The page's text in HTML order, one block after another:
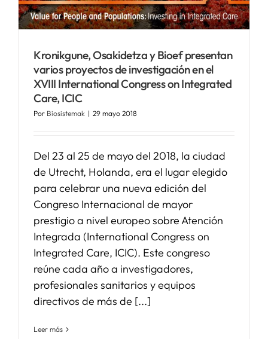
SERVICIOS
APOYO I+D+I
Kronikgune, Osakidetza y Bioef presentan
varios proyectos de investigación en el
XVIII International Congress on Integrated
Care, ICIC
Por Biosistemak | 29 mayo 2018
Del 23 al 25 de mayo del 2018, la ciudad
de Utrecht, Holanda, era el lugar elegido
para celebrar una nueva edición del
Congreso Internacional de mayor
prestigio a nivel europeo sobre Atención
Integrada (International Congress on
Integrated Care, ICIC). Este congreso
reúne cada año a investigadores,
profesionales sanitarios y equipos
directivos de más de [...]
Leer más